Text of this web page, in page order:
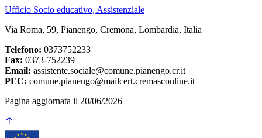
Ufficio Socio educativo, Assistenziale
Via Roma, 59, Pianengo, Cremona, Lombardia, Italia
Telefono: 0373752233
Fax: 0373-752239
Email: assistente.sociale@comune.pianengo.cr.it
PEC: comune.pianengo@mailcert.cremasconline.it
Pagina aggiornata il 20/06/2026